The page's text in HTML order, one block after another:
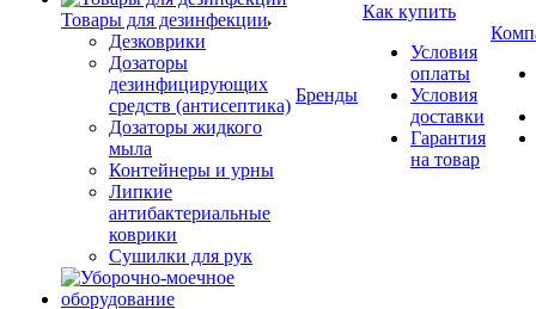
Товары для дезинфекции
Дезковрики
Дозаторы
дезинфицирующих
средств (антисептика)
Дозаторы жидкого
мыла
Контейнеры и урны
Липкие
антибактериальные
коврики
Сушилки для рук
Бренды
Как купить
Условия
оплаты
Условия
доставки
Гарантия
на товар